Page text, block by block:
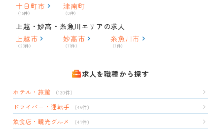
十日町市
（15件）
津南町
（0件）
上越・妙高・糸魚川エリアの求人
上越市
（23件）
妙高市
（17件）
糸魚川市
（1件）
求人を職種から探す
ホテル・旅館 （130件）
ドライバー・運転手 （46件）
飲食店・観光グルメ （41件）